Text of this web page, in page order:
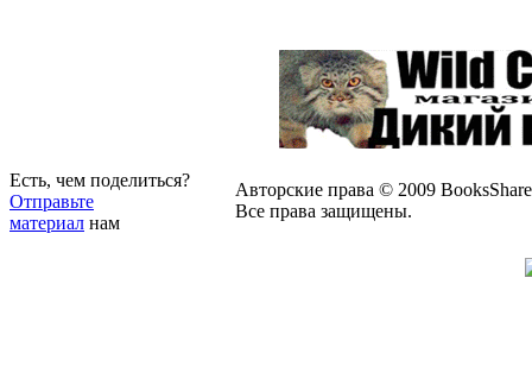
Есть, чем поделиться?
Отправьте
материал нам
Авторские права © 2009
Все права защищены.